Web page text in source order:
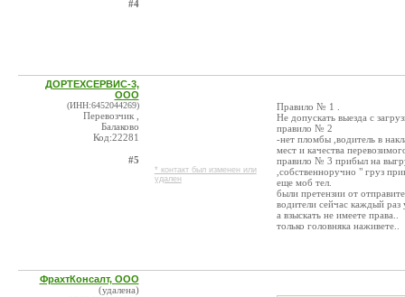
#4
ДОРТЕХСЕРВИС-3,
ООО
(ИНН:6452044269)
Перевозчик ,
Балаково
Код:22281
#5
* контакт был изменен или
удален
Правило № 1 .
Не допускать выезда с
правило № 2
-нет пломбы ,водитель в
мест и качества
правило № 3 прибыл на
,собственноручно " груз
еще моб тел.
были претензии от
водители сейчас каждый раз
а взыскать не имеете права..
только головняка наживете..
ФрахтКонсалт, ООО
(удалена)